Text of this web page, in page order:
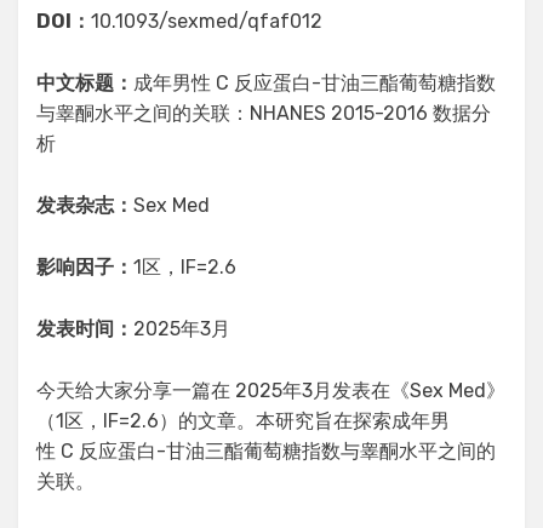
DOI： 10.1093/sexmed/qfaf012
中文标题： 成年男性 C 反应蛋白-甘油三酯葡萄糖指数
与睾酮水平之间的关联：NHANES 2015-2016 数据分
析
发表杂志： Sex Med
影响因子： 1区，IF=2.6
发表时间： 2025年3月
今天给大家分享一篇在 2025年3月发表在《Sex Med》
（1区，IF=2.6）的文章。本研究旨在探索成年男
性 C 反应蛋白-甘油三酯葡萄糖指数与睾酮水平之间的
关联。